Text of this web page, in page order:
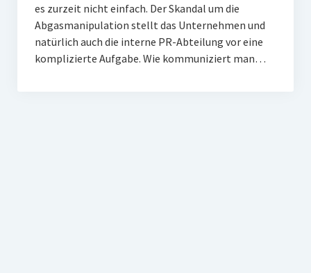
es zurzeit nicht einfach. Der Skandal um die
Abgasmanipulation stellt das Unternehmen und
natürlich auch die interne PR-Abteilung vor eine
komplizierte Aufgabe. Wie kommuniziert man…